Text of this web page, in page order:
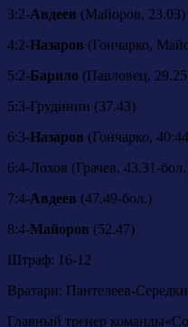
3:2-Авдеев (Майоров, 23.03)
4:2-Назаров (Гончарко,
5:2-Барило (Павловец,
5:3-Грудинин (37.43)
6:3-Назаров (Гончарко,
6:4-Лохов (Грачев, 43.31-
7:4-Авдеев (47.49-бол.)
8:4-Майоров (52.47)
Штраф: 16-12
Вратари: Пантелеев-
Главный тренер